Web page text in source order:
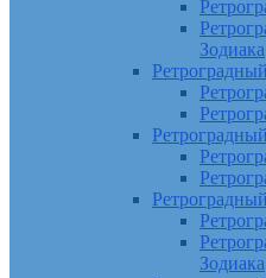
Зодиака
Зодиака